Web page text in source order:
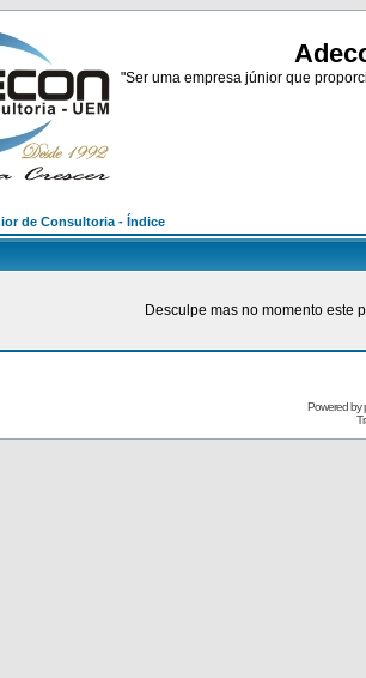
"Ser uma empresa júnior que
de Consultoria - Índice
Desculpe mas no momento este
Powered by